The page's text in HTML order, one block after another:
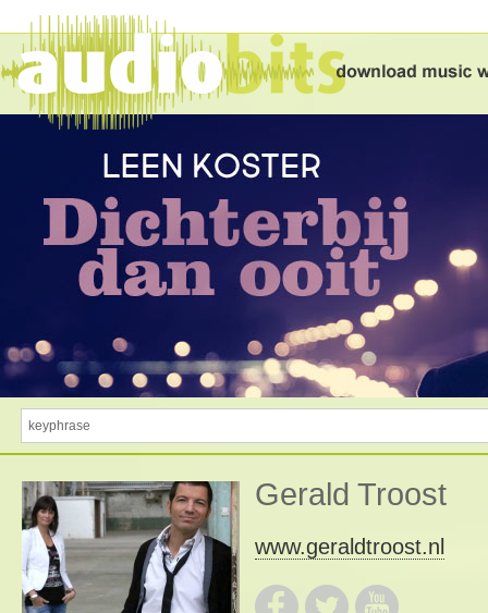
Gerald Troost
www.geraldtroost.nl